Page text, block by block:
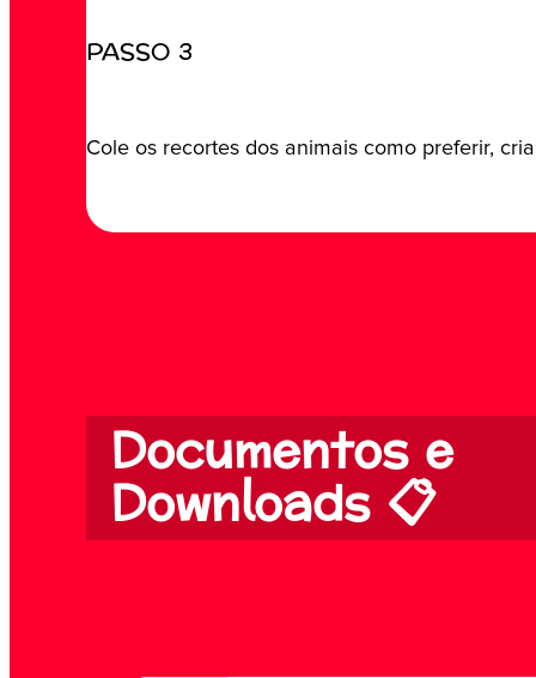
PASSO 3
Cole os recortes dos animais como preferir,
Documentos e
Downloads 📋